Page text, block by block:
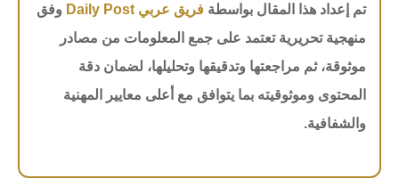
تم إعداد هذا المقال بواسطة فريق عربي Daily Post
وفق
منهجية تحريرية تعتمد على جمع المعلومات من مصادر
موثوقة، ثم مراجعتها وتدقيقها وتحليلها، لضمان دقة
المحتوى وموثوقيته بما يتوافق مع أعلى معايير المهنية
والشفافية.